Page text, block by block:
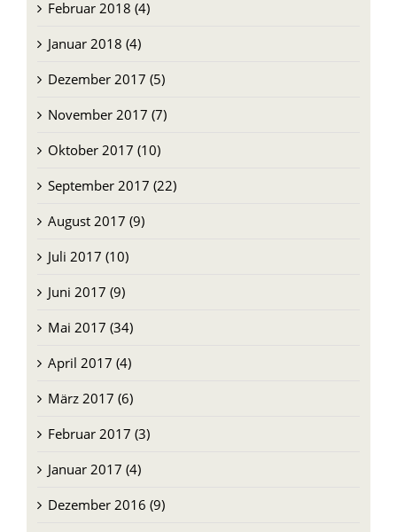
März 2018 (4)
Februar 2018 (4)
Januar 2018 (4)
Dezember 2017 (5)
November 2017 (7)
Oktober 2017 (10)
September 2017 (22)
August 2017 (9)
Juli 2017 (10)
Juni 2017 (9)
Mai 2017 (34)
April 2017 (4)
März 2017 (6)
Februar 2017 (3)
Januar 2017 (4)